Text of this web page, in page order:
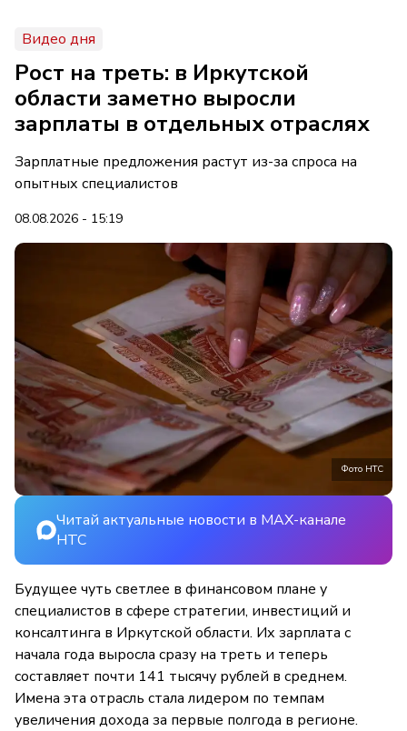
Видео дня
Рост на треть: в Иркутской
области заметно выросли
зарплаты в отдельных отраслях
Зарплатные предложения растут из-за спроса на
опытных специалистов
08.08.2026 - 15:19
Фото НТС
Читай актуальные новости в MAX-канале
НТС
Будущее чуть светлее в финансовом плане у
специалистов в сфере стратегии, инвестиций и
консалтинга в Иркутской области. Их зарплата с
начала года выросла сразу на треть и теперь
составляет почти 141 тысячу рублей в среднем.
Имена эта отрасль стала лидером по темпам
увеличения дохода за первые полгода в регионе.